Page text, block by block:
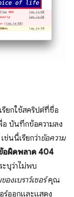
รียกใช้สคริปต์ที่ชื่อ
อ บันทึกข้อความลง
นนี้เรียกว่าข้อความ
อผิดพลาด 404
ะบุว่าไม่พบ
องเบราว์เซอร์คุณ
ร์ออกและแสดง